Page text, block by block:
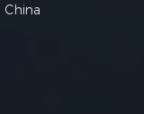
China